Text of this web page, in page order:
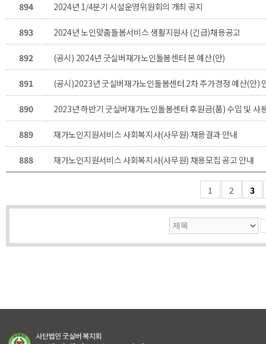
894 2024년 1/4분기 시설운영위원회의 개최 공지
893 2024년 노인맞춤돌봄서비스 생활지원사 (긴급)채용공고
892 (공시) 2024년 굿실버재가노인돌봄센터 본 예산(안)
891 (공시)2023년 굿실버재가노인돌봄센터 2차 추가경정 예산(안)
890 2023년 하반기 굿실버재가노인돌봄센터 후원금(품) 수입 및 사
889 재가노인지원서비스 사회복지사(사무원) 채용결과 안내
888 재가노인지원서비스 사회복지사(사무원) 채용모집 공고 안내
1 2 3